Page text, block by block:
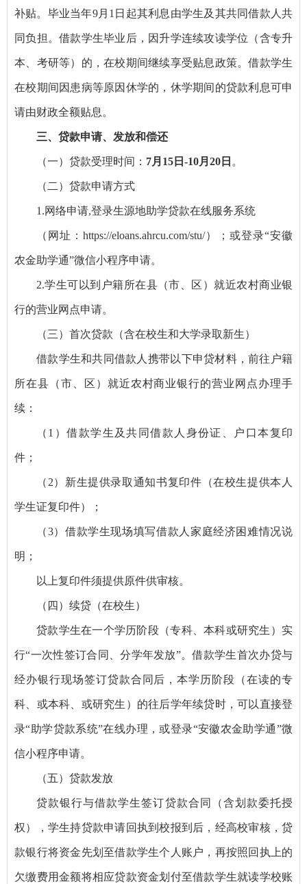
补贴。毕业当年9月1日起其利息由学生及其共同借款人共
同负担。借款学生毕业后，因升学连续攻读学位（含专升
本、考研等）的，在校期间继续享受贴息政策。借款学生
在校期间因患病等原因休学的，休学期间的贷款利息可申
请由财政全额贴息。
三、贷款申请、发放和偿还
（一）贷款受理时间： 7月15日-10月20日 。
（二）贷款申请方式
1.网络申请,登录生源地助学贷款在线服务系统
（网址：https://eloans.ahrcu.com/stu/）；或登录“安徽
农金助学通”微信小程序申请。
2.学生可以到户籍所在县（市、区）就近农村商业银
行的营业网点申请。
（三）首次贷款（含在校生和大学录取新生）
借款学生和共同借款人携带以下申贷材料，前往户籍
所在县（市、区）就近农村商业银行的营业网点办理手
续：
（1）借款学生及共同借款人身份证、户口本复印
件；
（2）新生提供录取通知书复印件（在校生提供本人
学生证复印件）；
（3）借款学生现场填写借款人家庭经济困难情况说
明；
以上复印件须提供原件供审核。
（四）续贷（在校生）
贷款学生在一个学历阶段（专科、本科或研究生）实
行“一次性签订合同、分学年发放”。借款学生首次办贷与
经办银行现场签订贷款合同后，本学历阶段（在读的专
科、或本科、或研究生）的往后学年续贷时，可以直接登
录“助学贷款系统”在线办理，或登录“安徽农金助学通”微
信小程序申请。
（五）贷款发放
贷款银行与借款学生签订贷款合同（含划款委托授
权），学生持贷款申请回执到校报到后，经高校审核，贷
款银行将资金先划至借款学生个人账户，再按照回执上的
欠缴费用金额将相应贷款资金划付至借款学生就读学校账